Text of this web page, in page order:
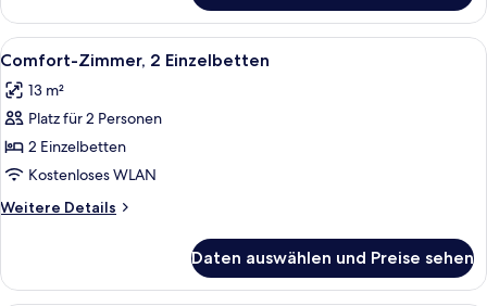
1 King-
Bett
Alle
Fotos
für
Comfort-
Zimmer,
2 Einzelbetten
anzeigen
Ein Hotelzimmer mit zwei Betten,
7
Comfort-Zimmer, 2 Einzelbetten
13 m²
Platz für 2 Personen
2 Einzelbetten
Kostenloses WLAN
Weitere Details
Weitere
Zimmer,
Daten auswählen und Preise sehen